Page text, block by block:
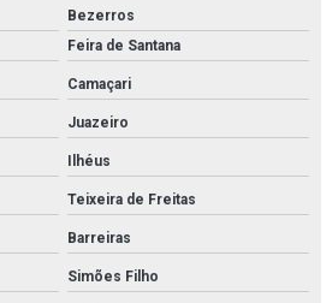
Bezerros
Feira de Santana
Camaçari
Juazeiro
Ilhéus
Teixeira de Freitas
Barreiras
Simões Filho